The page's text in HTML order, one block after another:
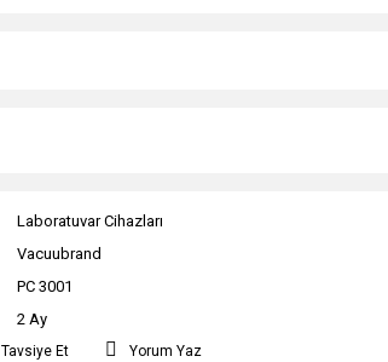
Laboratuvar Cihazları
Vacuubrand
PC 3001
2 Ay
Tavsiye Et Yorum Yaz